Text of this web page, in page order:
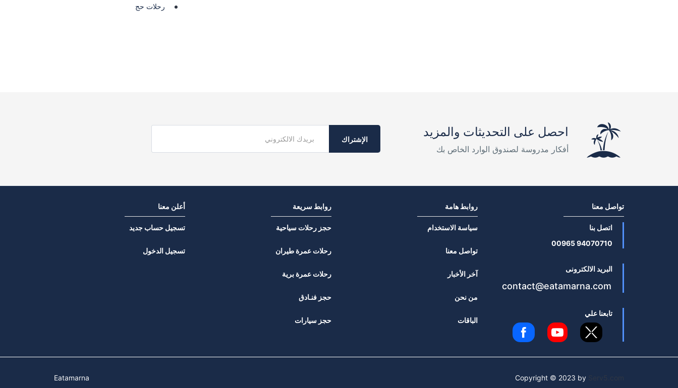
رحلات حج
احصل على التحديثات والمزيد
أفكار مدروسة لصندوق الوارد الخاص بك
الإشتراك
تواصل معنا
اتصل بنا
94070710 00965
البريد الالكترونى
contact@eatamarna.com
تابعنا علي
روابط هامة
سياسة الاستخدام
تواصل معنا
آخر الأخبار
من نحن
الباقات
روابط سريعة
حجز رحلات سياحية
رحلات عمرة طيران
رحلات عمرة برية
حجز فنـادق
حجز سيارات
أعلن معنا
تسجيل حساب جديد
تسجيل الدخول
Copyright © 2023 by
Eatamarna